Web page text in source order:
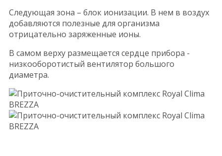
Следующая зона – блок ионизации. В нем в воздух
добавляются полезные для организма
отрицательно заряженные ионы.
В самом верху размещается сердце прибора -
низкооборотистый вентилятор большого
диаметра.